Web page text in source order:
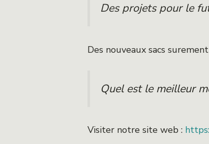
Des projets pour le
Des nouveaux sacs
Quel est le meilleur
Visiter notre site web :